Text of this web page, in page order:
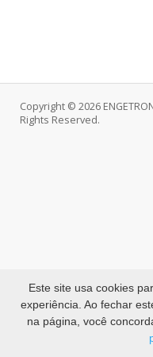
Copyright © 2026
Rights Reserved.
Este site usa cookies
experiência. Ao fechar
na página, você